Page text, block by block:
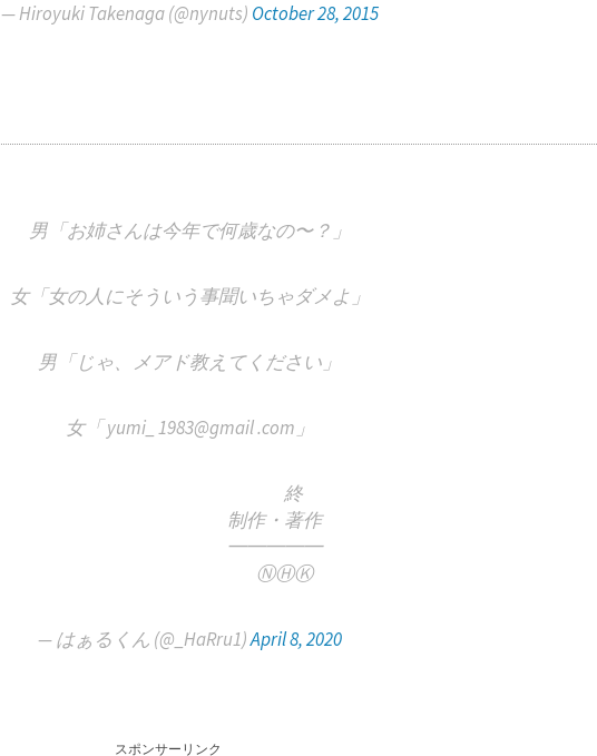
— Hiroyuki Takenaga (@nynuts) October 28, 2015
男「お姉さんは今年で何歳なの〜？」
女「女の人にそういう事聞いちゃダメよ」
男「じゃ、メアド教えてください」
女「 yumi_ 1983@gmail .com」
終
制作・著作
━━━━━
ⓃⒽⓀ
— はぁるくん (@_HaRru1)April 8, 2020
スポンサーリンク